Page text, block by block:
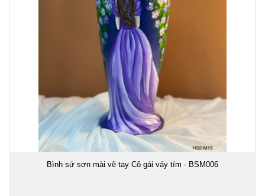
Bình sứ sơn mài vẽ tay Cô gái váy tím - BSM006